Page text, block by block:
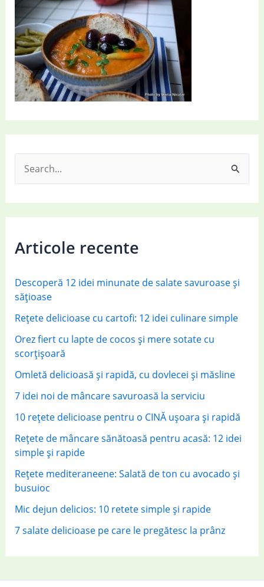
e
a
r
h
o
r
Articole recente
Descoperă 12 idei minunate de salate savuroase și
sățioase
Rețete delicioase cu cartofi: 12 idei culinare simple
Orez fiert cu lapte de cocos și mere sotate cu
scorțișoară
Omletă delicioasă și rapidă, cu dovlecei și măsline
7 idei noi de mâncare savuroasă la serviciu
10 rețete delicioase pentru o CINĂ ușoara și rapidă
Rețete de mâncare sănătoasă pentru acasă: 12 idei
simple și rapide
Rețete mediteraneene: Salată de ton cu avocado și
busuioc
Mic dejun delicios: 10 retete simple și rapide
7 salate delicioase pe care le pregătesc la prânz